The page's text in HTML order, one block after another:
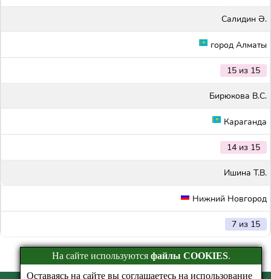
Салидин Ә.
город Алматы
15 из 15
Бирюкова В.С.
Караганда
14 из 15
Ишина Т.В.
Нижний Новгород
7 из 15
На сайте используются файлы COOKIES.
Оставаясь на сайте вы соглашаетесь на использование